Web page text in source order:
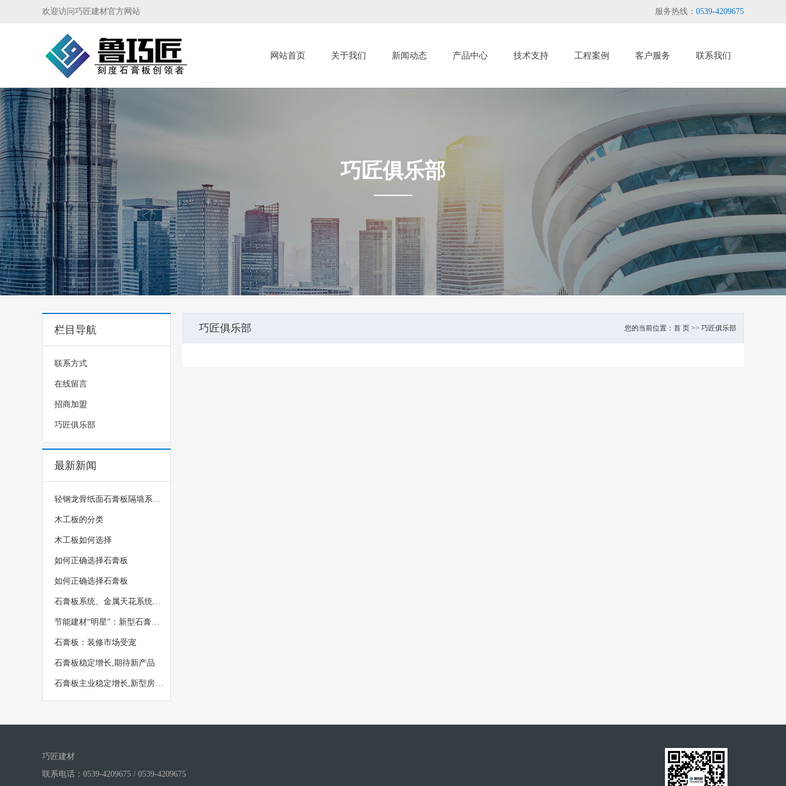
欢迎访问巧匠建材官方网站 服务热线： 0539-4209675
网站首页 关于我们 新闻动态 产品中心 技术支持 工程案例 客户服务 联系我们
巧匠俱乐部
+
栏目导航
联系方式
在线留言
招商加盟
巧匠俱乐部
最新新闻
轻钢龙骨纸面石膏板隔墙系统应用技术研讨会召开
木工板的分类
木工板如何选择
如何正确选择石膏板
如何正确选择石膏板
石膏板系统、金属天花系统商品展销会
节能建材“明星”：新型石膏板产品
石膏板：装修市场受宠
石膏板稳定增长,期待新产品
石膏板主业稳定增长,新型房屋提供业绩弹性
巧匠俱乐部 您的当前位置： 首 页 >> 巧匠俱乐部
巧匠建材
联系电话：0539-4209675 / 0539-4209675